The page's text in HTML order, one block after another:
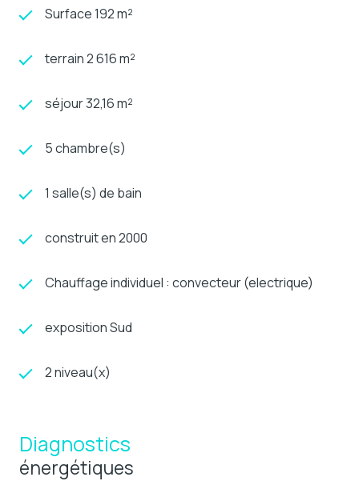
Surface 192 m²
terrain 2 616 m²
séjour 32,16 m²
5 chambre(s)
1 salle(s) de bain
construit en 2000
Chauffage individuel : convecteur (electrique)
exposition Sud
2 niveau(x)
Diagnostics
énergétiques